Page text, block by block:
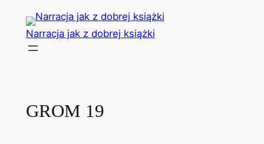
Przejdź
treści
Narracja jak z dobrej książki
GROM 19